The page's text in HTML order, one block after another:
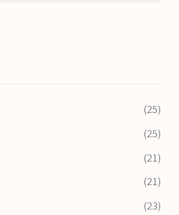
(25)
(25)
(21)
(21)
(23)